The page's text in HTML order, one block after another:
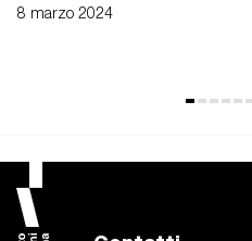
8 marzo 2024